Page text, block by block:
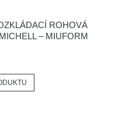
ROHOVÁ
– MIUFORM